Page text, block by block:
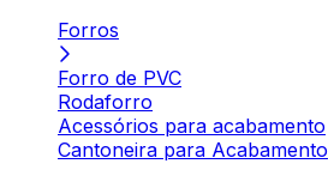
Forros
Forro de PVC
Rodaforro
Acessórios para acabamento
Cantoneira para Acabamento